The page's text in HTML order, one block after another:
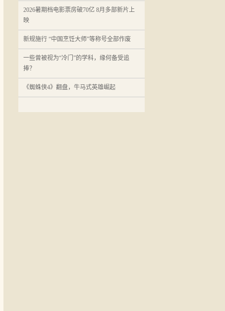
2026暑期档电影票房破70亿 8月多部新片上
映
新规施行 “中国烹饪大师”等称号全部作废
一些曾被视为“冷门”的学科，缘何备受追
捧？
《蜘蛛侠4》翻盘，牛马式英雄崛起